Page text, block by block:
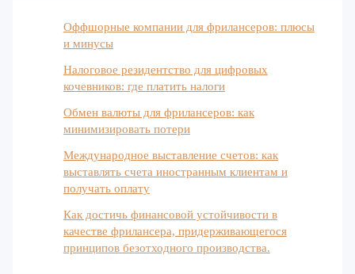
Оффшорные компании для фрилансеров: плюсы
и минусы
Налоговое резидентство для цифровых
кочевников: где платить налоги
Обмен валюты для фрилансеров: как
минимизировать потери
Международное выставление счетов: как
выставлять счета иностранным клиентам и
получать оплату
Как достичь финансовой устойчивости в
качестве фрилансера, придерживающегося
принципов безотходного производства.